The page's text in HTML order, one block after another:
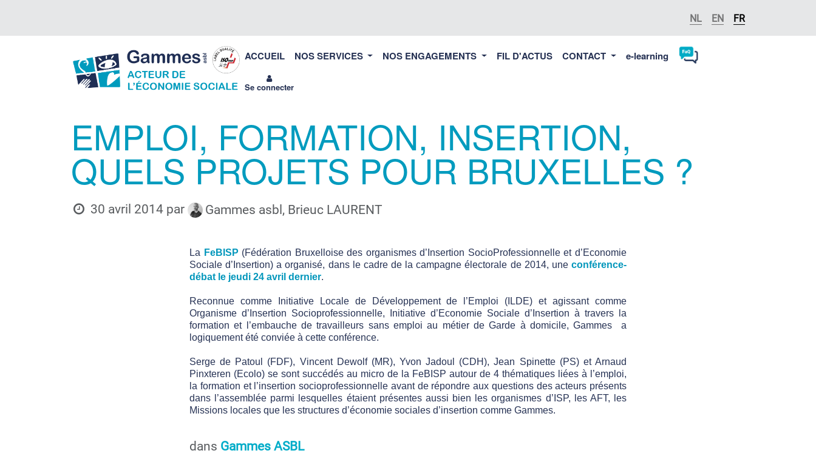
NL
EN FR
Gammes
asbl
ACCUEIL NOS SERVICES NOS ENGAGEMENTS FIL D'ACTUS CONTACT e-learning
Se connecter
EMPLOI, FORMATION, INSERTION,
QUELS PROJETS POUR BRUXELLES ?
30 avril 2014 par Gammes asbl, Brieuc LAURENT
La FeBISP (Fédération Bruxelloise des organismes d’Insertion SocioProfessionnelle et d’Economie
Sociale d’Insertion) a organisé, dans le cadre de la campagne électorale de 2014, une conférence-
débat le jeudi 24 avril dernier.
Reconnue comme Initiative Locale de Développement de l’Emploi (ILDE) et agissant comme
Organisme d’Insertion Socioprofessionnelle, Initiative d’Economie Sociale d’Insertion à travers la
formation et l’embauche de travailleurs sans emploi au métier de Garde à domicile,Gammes a
logiquement été conviée à cette conférence.
Serge de Patoul (FDF), Vincent Dewolf (MR), Yvon Jadoul (CDH), Jean Spinette (PS) et Arnaud
Pinxteren (Ecolo) se sont succédés au micro de la FeBISP autour de 4 thématiques liées à l’emploi,
la formation et l’insertion socioprofessionnelle avant de répondre aux questions des acteurs présents
dans l’assemblée parmi lesquelles étaient présentes aussi bien les organismes d’ISP, les AFT, les
Missions locales que les structures d’économie sociales d’insertion comme Gammes.
dans Gammes ASBL